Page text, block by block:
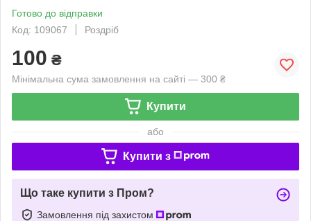
Готово до відправки
Код: 109067
Роздріб
100 ₴
Мінімальна сума замовлення на сайті — 300 ₴
Купити
або
Купити з
Що таке купити з Пром?
Замовлення під захистом